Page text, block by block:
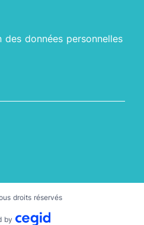
données personnelles
droits réservés
by